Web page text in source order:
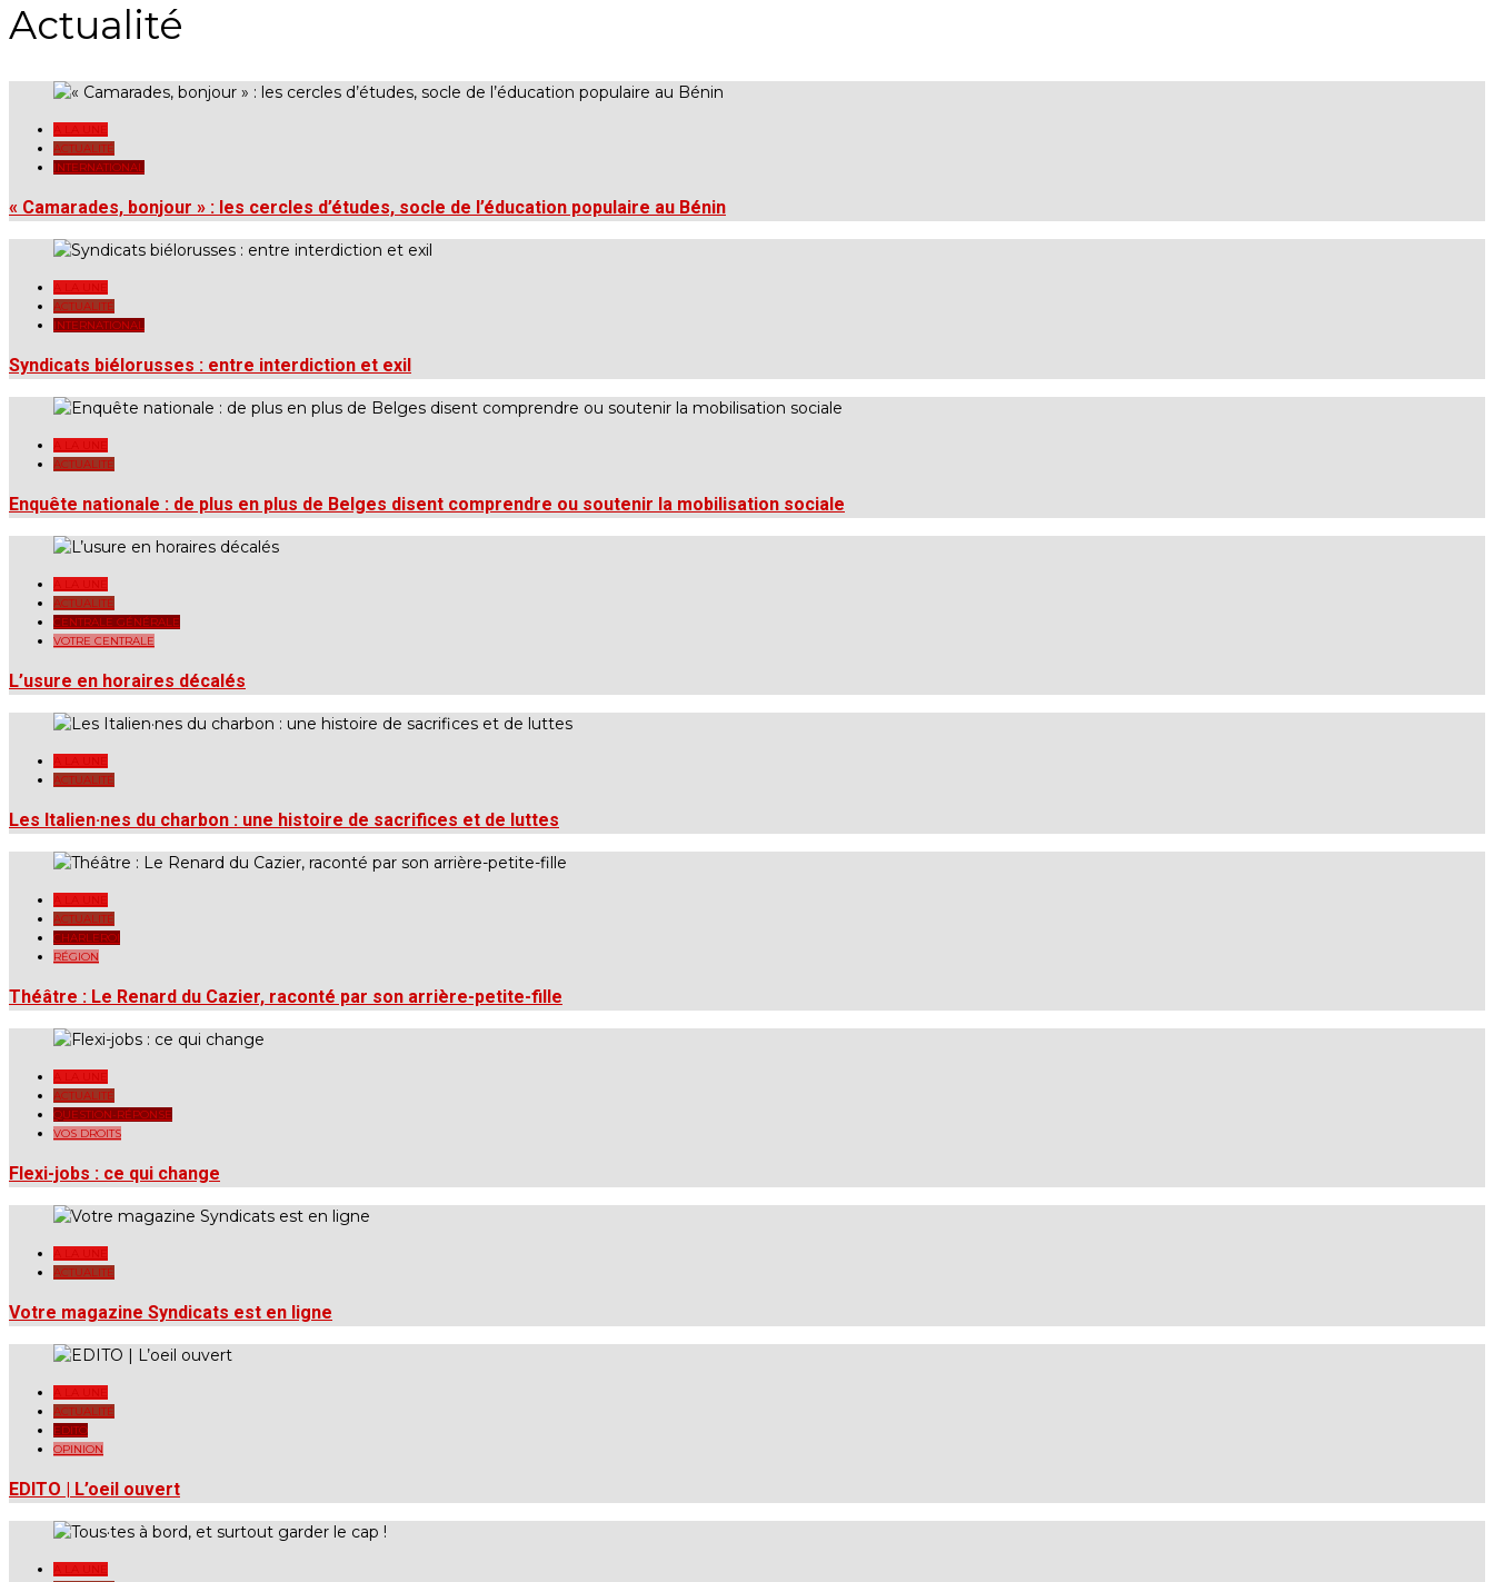
Actualité
ACTUALITÉ
INTERNATIONAL
« Camarades, bonjour » : les cercles d’études, socle de l’éducation populaire au Bénin
ACTUALITÉ
INTERNATIONAL
Syndicats biélorusses : entre interdiction et exil
ACTUALITÉ
Enquête nationale : de plus en plus de Belges disent comprendre ou soutenir la mobilisation sociale
ACTUALITÉ
CENTRALE GÉNÉRALE
VOTRE CENTRALE
L’usure en horaires décalés
ACTUALITÉ
Les Italien·nes du charbon : une histoire de sacrifices et de luttes
ACTUALITÉ
CHARLEROI
RÉGION
Théâtre : Le Renard du Cazier, raconté par son arrière-petite-fille
ACTUALITÉ
QUESTION-RÉPONSE
VOS DROITS
Flexi-jobs : ce qui change
ACTUALITÉ
Votre magazine Syndicats est en ligne
ACTUALITÉ
EDITO
OPINION
EDITO | L’oeil ouvert